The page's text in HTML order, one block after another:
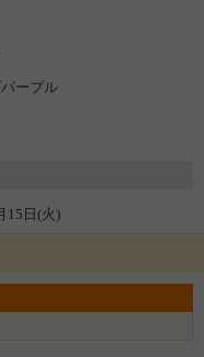
ープル
15日(火)